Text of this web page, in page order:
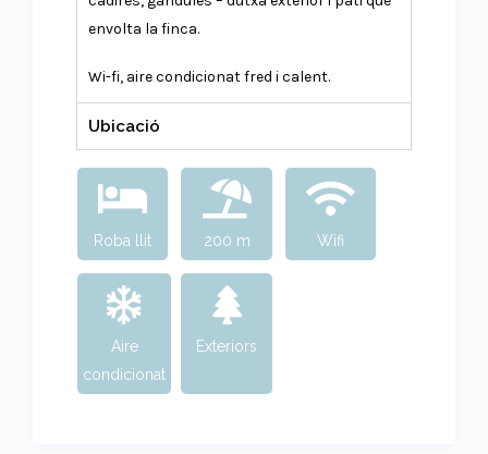
envolta la finca.
Wi-fi, aire condicionat fred i calent.
Ubicació
Roba llit 200 m Wifi
Aire
condicionat
Exteriors